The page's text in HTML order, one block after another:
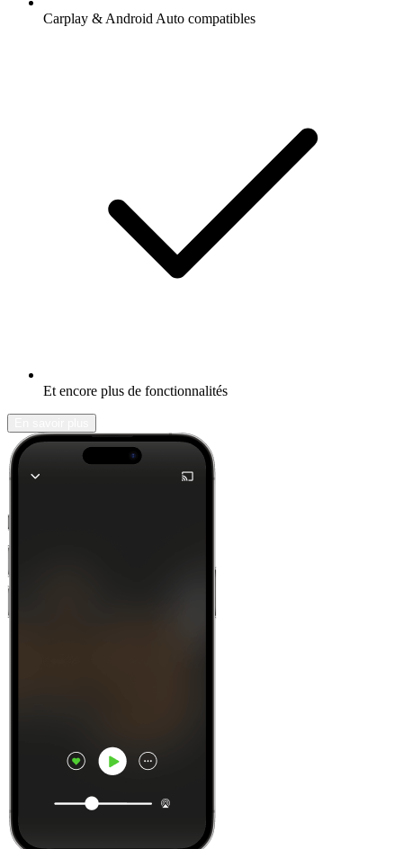
Carplay & Android Auto compatibles
Et encore plus de fonctionnalités